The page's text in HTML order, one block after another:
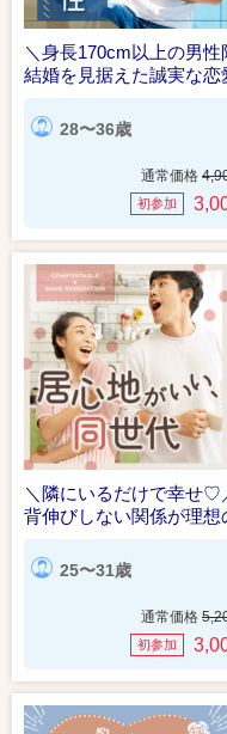
＼身長170cm以上の男性
結婚を見据えた誠実な
28〜36歳
通常価格
初参加
＼隣にいるだけで幸せ♡
背伸びしない関係が理想
25〜31歳
通常価格
初参加